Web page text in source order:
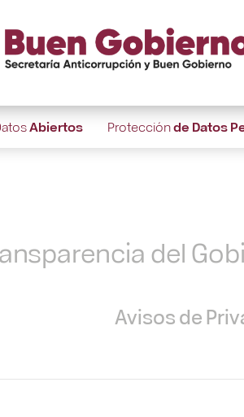
Abiertos Protecciónde Datos
del
Avisos de